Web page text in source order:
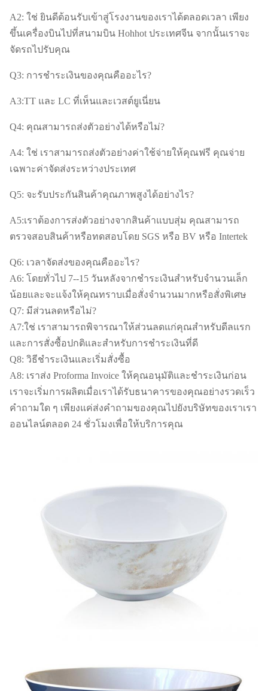
A2: ใช่ ยินดีต้อนรับเข้าสู่โรงงานของเราได้ตลอดเวลา เพียง
ขึ้นเครื่องบินไปที่สนามบิน Hohhot ประเทศจีน จากนั้นเราจะ
จัดรถไปรับคุณ
Q3: การชำระเงินของคุณคืออะไร?
A3:TT และ LC ที่เห็นและเวสต์ยูเนี่ยน
Q4: คุณสามารถส่งตัวอย่างได้หรือไม่?
A4: ใช่ เราสามารถส่งตัวอย่างค่าใช้จ่ายให้คุณฟรี คุณจ่าย
เฉพาะค่าจัดส่งระหว่างประเทศ
Q5: จะรับประกันสินค้าคุณภาพสูงได้อย่างไร?
A5:เราต้องการส่งตัวอย่างจากสินค้าแบบสุ่ม คุณสามารถ
ตรวจสอบสินค้าหรือทดสอบโดย SGS หรือ BV หรือ Intertek
Q6: เวลาจัดส่งของคุณคืออะไร?
A6: โดยทั่วไป 7--15 วันหลังจากชำระเงินสำหรับจำนวนเล็ก
น้อยและจะแจ้งให้คุณทราบเมื่อสั่งจำนวนมากหรือสั่งพิเศษ
Q7: มีส่วนลดหรือไม่?
A7:ใช่ เราสามารถพิจารณาให้ส่วนลดแก่คุณสำหรับดีลแรก
และการสั่งซื้อปกติและสำหรับการชำระเงินที่ดี
Q8: วิธีชำระเงินและเริ่มสั่งซื้อ
A8: เราส่ง Proforma Invoice ให้คุณอนุมัติและชำระเงินก่อน
เราจะเริ่มการผลิตเมื่อเราได้รับธนาคารของคุณอย่างรวดเร็ว
คำถามใด ๆ เพียงแค่ส่งคำถามของคุณไปยังบริษัทของเราเรา
ออนไลน์ตลอด 24 ชั่วโมงเพื่อให้บริการคุณ